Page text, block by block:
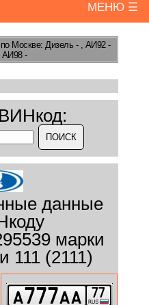
МЕНЮ ☰
Москве: Дизель - , АИ92 -
АИ98 -
данные
марки
111 (2111)